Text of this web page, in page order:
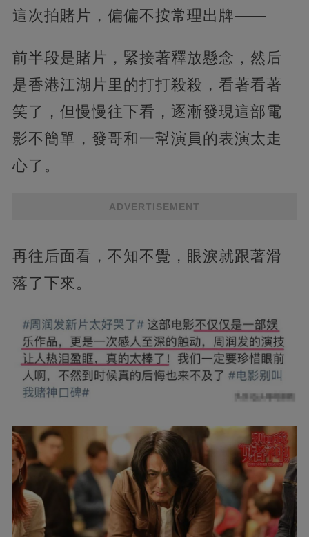
這次拍賭片，偏偏不按常理出牌——
前半段是賭片，緊接著釋放懸念，然后
是香港江湖片里的打打殺殺，看著看著
笑了，但慢慢往下看，逐漸發現這部電
影不簡單，發哥和一幫演員的表演太走
心了。
ADVERTISEMENT
再往后面看，不知不覺，眼淚就跟著滑
落了下來。